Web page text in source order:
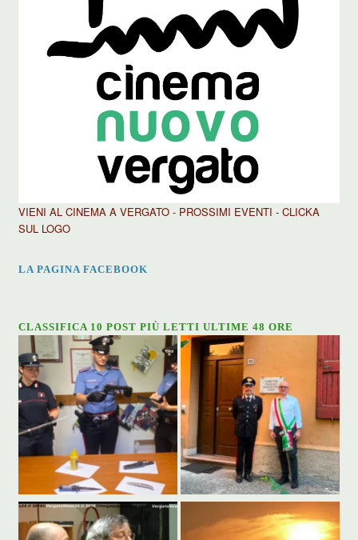
VIENI AL CINEMA A VERGATO - PROSSIMI EVENTI - CLICKA
SUL LOGO
LA PAGINA FACEBOOK
CLASSIFICA 10 POST PIÙ LETTI ULTIME 48 ORE